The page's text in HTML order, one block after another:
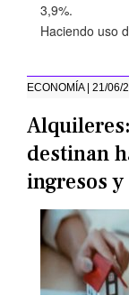
3,9%.
Haciendo uso
ECONOMÍA | 21/06/
destinan
ingresos